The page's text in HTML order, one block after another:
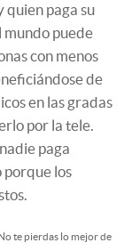
quien paga su
puede
con menos
de
en las gradas
por la tele.
paga
los
te pierdas lo mejor de